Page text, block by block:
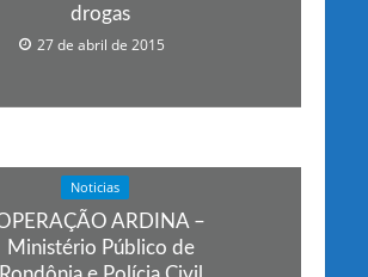
drogas
27 de abril de 2015
Noticias
ARDINA –
Ministério Público de